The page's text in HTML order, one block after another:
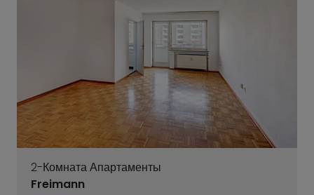
2-Комната Апартаменты
Freimann